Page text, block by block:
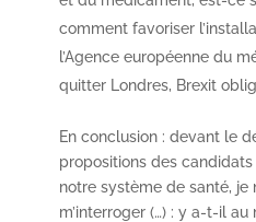
comment favoriser
l’Agence européenne du
quitter Londres, Brexit
En conclusion : devant le
propositions des
notre système de santé, je
m’interroger (…) : y a-t-il